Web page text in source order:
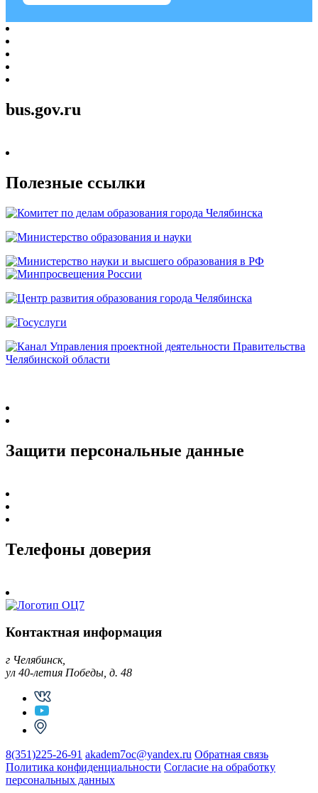
bus.gov.ru
Полезные ссылки
Защити персональные данные
Телефоны доверия
Контактная информация
г Челябинск,
ул 40-летия Победы, д. 48
8(351)225-26-91 akadem7oc@yandex.ru Обратная связь
Политика конфиденциальности Согласие на обработку
персональных данных